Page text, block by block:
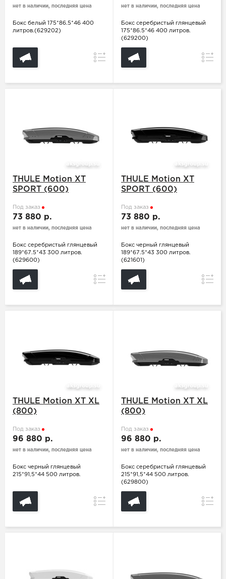
нет в наличии, последняя цена
Бокс белый 175*86.5*46 400
литров.(629202)
Сравнение
нет в наличии, последняя цена
Бокс серебристый глянцевый
175*86.5*46 400 литров.
(629200)
THULE Motion XT
SPORT (600)
Под заказ
73 880 р.
нет в наличии, последняя цена
Бокс серебристый глянцевый
189*67.5*43 300 литров.
(629600)
Сравнение
THULE Motion XT
SPORT (600)
Под заказ
73 880 р.
нет в наличии, последняя цена
Бокс черный глянцевый
189*67.5*43 300 литров.
(621601)
THULE Motion XT XL
(800)
Под заказ
96 880 р.
нет в наличии, последняя цена
Бокс черный глянцевый
215*91,5*44 500 литров.
Сравнение
THULE Motion XT XL
(800)
Под заказ
96 880 р.
нет в наличии, последняя цена
Бокс серебристый глянцевый
215*91,5*44 500 литров.
(629800)